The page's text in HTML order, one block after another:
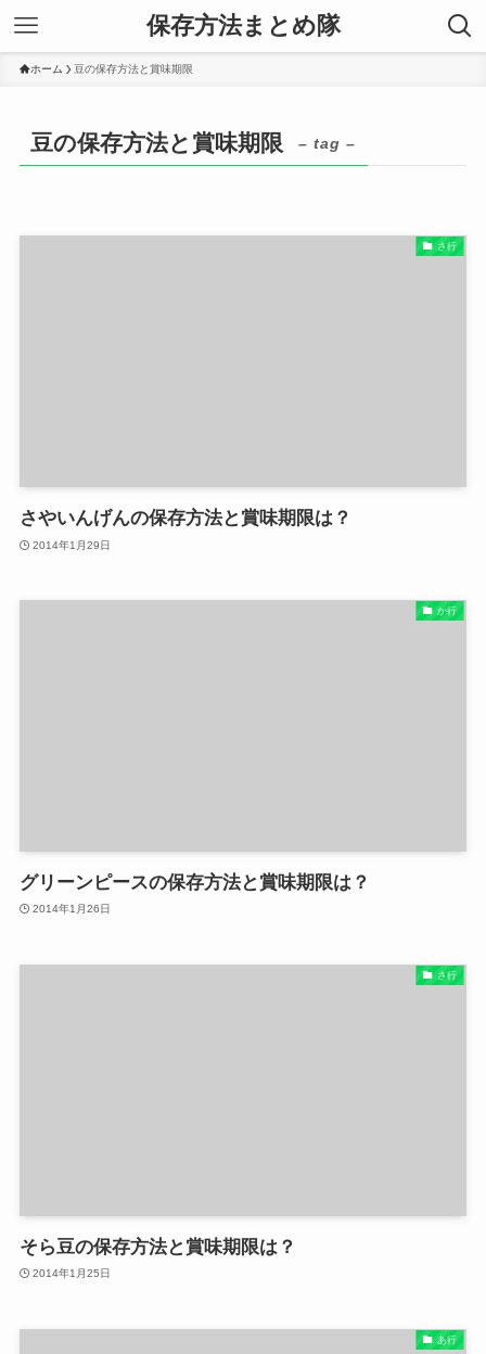
保存方法まとめ隊
ホーム 豆の保存方法と賞味期限
豆の保存方法と賞味期限 – tag –
さ行
さやいんげんの保存方法と賞味期限は？
2014年1月29日
か行
グリーンピースの保存方法と賞味期限は？
2014年1月26日
さ行
そら豆の保存方法と賞味期限は？
2014年1月25日
あ行